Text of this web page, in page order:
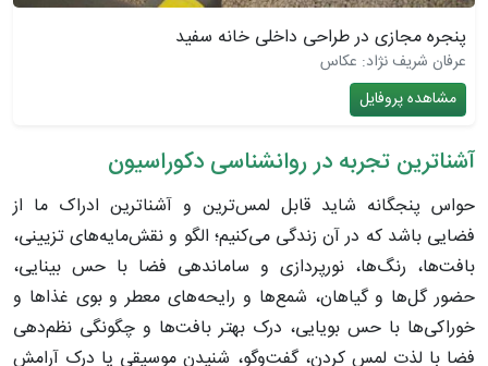
پنجره مجازی در طراحی داخلی خانه سفید
عرفان شریف نژاد: عکاس
مشاهده پروفایل
آشناترین تجربه در روانشناسی دکوراسیون
حواس پنجگانه شاید قابل لمس‌ترین و آشناترین ادراک ما از
فضایی باشد که در آن زندگی می‌کنیم؛ الگو و نقش‌مایه‌های تزیینی،
بافت‌ها، رنگ‌ها، نورپردازی و ساماندهی فضا با حس بینایی،
حضور گل‌ها و گیاهان، شمع‌ها و رایحه‌های معطر و بوی غذاها و
خوراکی‌ها با حس بویایی، درک بهتر بافت‌ها و چگونگی نظم‌دهی
فضا با لذت لمس کردن، گفت‌وگو، شنیدن موسیقی یا درک آرامش